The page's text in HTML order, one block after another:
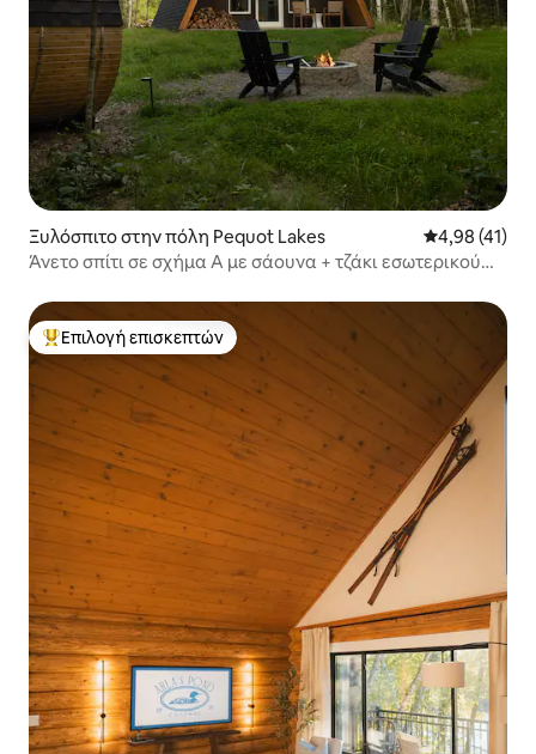
Ξυλόσπιτο στην πόλη Pequot Lakes Μέση
4,98 (41)
Άνετο σπίτι σε σχήμα Α με σάουνα + τζάκι εσωτερικού
Κορυφαία επιλογή επισκεπτών
Επιλογή επισκεπτών